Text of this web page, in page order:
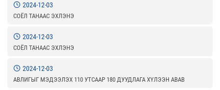
2024-12-03
СОЁЛ ТАНААС ЭХЛЭНЭ
2024-12-03
СОЁЛ ТАНААС ЭХЛЭНЭ
2024-12-03
АВЛИГЫГ МЭДЭЭЛЭХ 110 УТСААР 180 ДУУДЛАГА ХҮЛЭЭН АВАВ